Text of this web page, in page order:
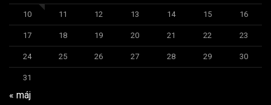
10 11 12 13 14 15 16
17 18 19 20 21 22 23
24 25 26 27 28 29 30
31
« máj